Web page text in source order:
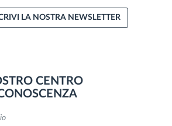
LA NOSTRA NEWSLETTER
CENTRO